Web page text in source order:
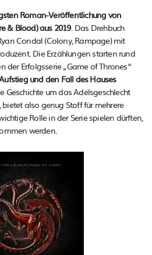
Roman-Veröffentlichung von
& Blood) aus 2019. Das Drehbuch
Condal (Colony, Rampage) mit
Die Erzählungen starten rund
der Erfolgsserie „Game of Thrones“
und den Fall des Hauses
Geschichte um das Adelsgeschlecht
bietet also genug Stoff für mehrere
Rolle in der Serie spielen dürften,
werden.